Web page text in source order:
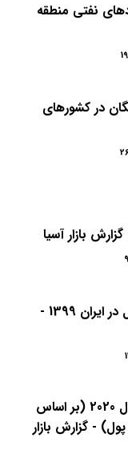
نفتی منطقه
19
در کشورهای
9
گزارش صنعت تبلیغات دیجیتال در ایران 1399 -
چشم‌انداز اقتصادی مناپ در سال 2020 (بر اساس
- گزارش بازار